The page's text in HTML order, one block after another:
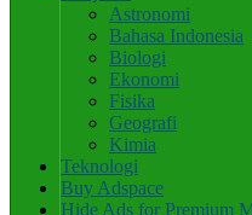
Astronomi
Bahasa Indonesia
Biologi
Ekonomi
Fisika
Geografi
Kimia
Teknologi
Buy Adspace
Hide Ads for Premium